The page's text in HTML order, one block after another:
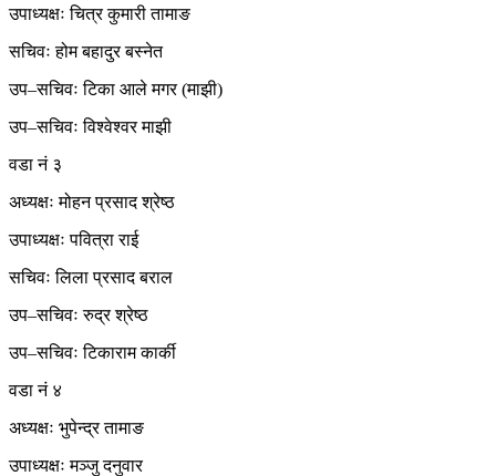
उपाध्यक्षः चित्र कुमारी तामाङ
सचिवः होम बहादुर बस्नेत
उप–सचिवः टिका आले मगर (माझी)
उप–सचिवः विश्वेश्वर माझी
वडा नं ३
अध्यक्षः मोहन प्रसाद श्रेष्ठ
उपाध्यक्षः पवित्रा राई
सचिवः लिला प्रसाद बराल
उप–सचिवः रुद्र श्रेष्ठ
उप–सचिवः टिकाराम कार्की
वडा नं ४
अध्यक्षः भुपेन्द्र तामाङ
उपाध्यक्षः मञ्जु दनुवार